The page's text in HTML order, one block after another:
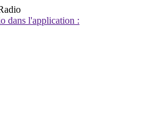
dans l'application :